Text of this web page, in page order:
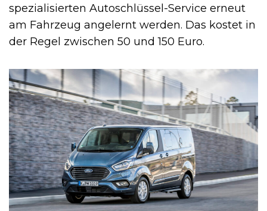
spezialisierten Autoschlüssel-Service erneut
am Fahrzeug angelernt werden. Das kostet in
der Regel zwischen 50 und 150 Euro.